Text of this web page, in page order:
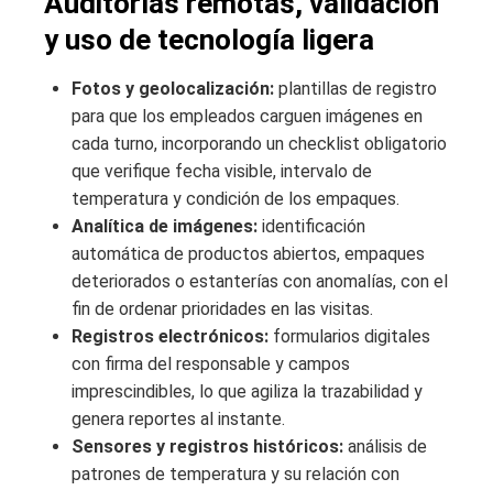
y uso de tecnología ligera
Fotos y geolocalización: plantillas de registro
para que los empleados carguen imágenes en
cada turno, incorporando un checklist obligatorio
que verifique fecha visible, intervalo de
temperatura y condición de los empaques.
Analítica de imágenes: identificación
automática de productos abiertos, empaques
deteriorados o estanterías con anomalías, con el
fin de ordenar prioridades en las visitas.
Registros electrónicos: formularios digitales
con firma del responsable y campos
imprescindibles, lo que agiliza la trazabilidad y
genera reportes al instante.
Sensores y registros históricos: análisis de
patrones de temperatura y su relación con